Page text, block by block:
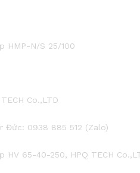
HMP-N/S 25/100
Co.,LTD
Đức: 0938 885 512 (Zalo)
HV 65-40-250, HPQ TECH